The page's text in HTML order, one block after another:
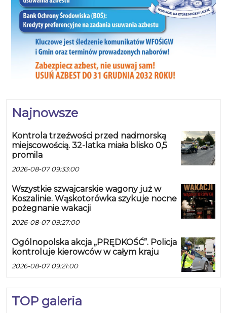
Najnowsze
Kontrola trzeźwości przed nadmorską
miejscowością. 32-latka miała blisko 0,5
promila
2026-08-07 09:33:00
Wszystkie szwajcarskie wagony już w
Koszalinie. Wąskotorówka szykuje nocne
pożegnanie wakacji
2026-08-07 09:27:00
Ogólnopolska akcja „PRĘDKOŚĆ”. Policja
kontroluje kierowców w całym kraju
2026-08-07 09:21:00
TOP galeria